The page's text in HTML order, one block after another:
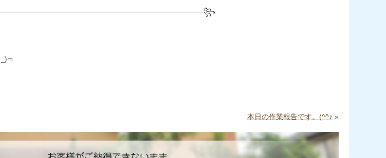
──────꧂
ｍ
本日の作業報告です。(^^♪ »